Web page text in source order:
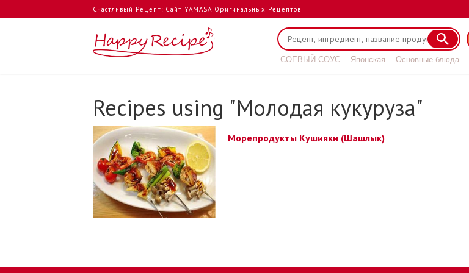
Счастливый Рецепт: Сайт YAMASA Оригинальных Рецептов
СОЕВЫЙ СОУС Японская Основные блюда
Recipes using "Молодая кукуруза"
Морепродукты Кушияки (Шашлык)